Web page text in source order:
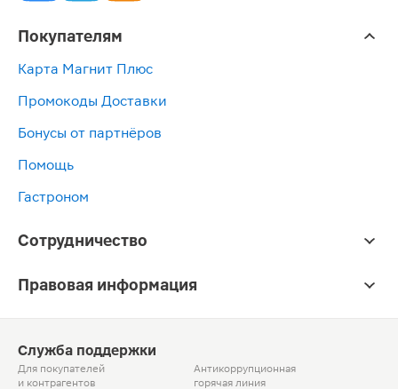
Покупателям
Карта Магнит Плюс
Промокоды Доставки
Бонусы от партнёров
Помощь
Гастроном
Сотрудничество
Правовая информация
Служба поддержки
Для покупателей
и контрагентов
Антикоррупционная
горячая линия